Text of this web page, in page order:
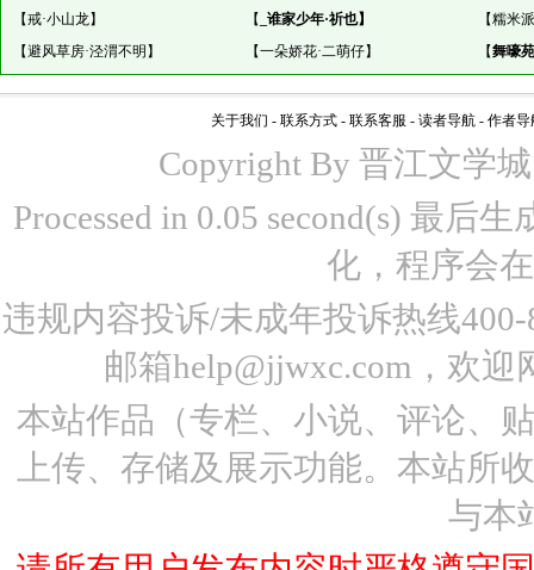
【戒·小山龙】 【 _谁家少年·祈也】 【糯米
【避风草房·泾渭不明 】 【一朵娇花·二萌仔】 【舞嚎
关于我们 - 联系方式 - 联系客服 - 读者导航 - 作者导
Copyright By 晋江文学
Processed in 0.05 second(s) 最后
化，程序会
违规内容投诉/未成年投诉热线
邮箱help@jjwxc.com，欢
本站作品（专栏、小说、评论、
上传、存储及展示功能。本站所
与本